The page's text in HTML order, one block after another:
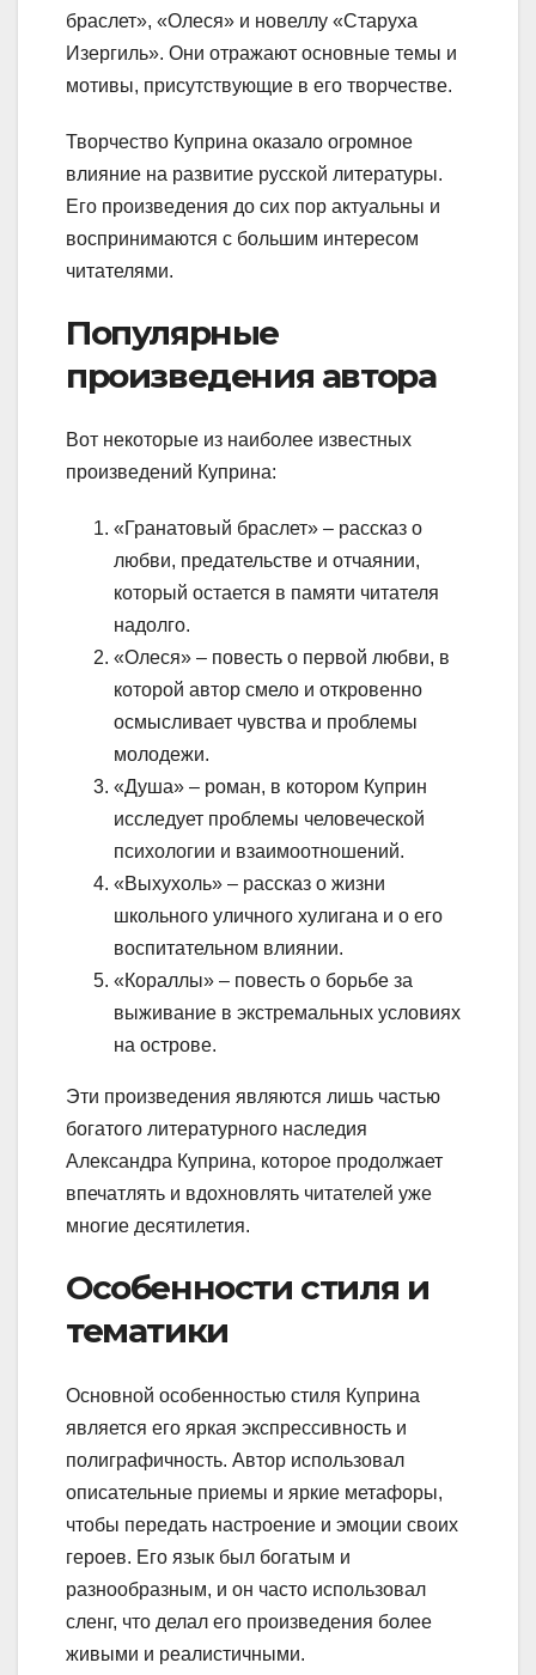
браслет», «Олеся» и новеллу «Старуха
Изергиль». Они отражают основные темы и
мотивы, присутствующие в его творчестве.
Творчество Куприна оказало огромное
влияние на развитие русской литературы.
Его произведения до сих пор актуальны и
воспринимаются с большим интересом
читателями.
Популярные
произведения автора
Вот некоторые из наиболее известных
произведений Куприна:
«Гранатовый браслет» – рассказ о
любви, предательстве и отчаянии,
который остается в памяти читателя
надолго.
«Олеся» – повесть о первой любви, в
которой автор смело и откровенно
осмысливает чувства и проблемы
молодежи.
«Душа» – роман, в котором Куприн
исследует проблемы человеческой
психологии и взаимоотношений.
«Выхухоль» – рассказ о жизни
школьного уличного хулигана и о его
воспитательном влиянии.
«Кораллы» – повесть о борьбе за
выживание в экстремальных условиях
на острове.
Эти произведения являются лишь частью
богатого литературного наследия
Александра Куприна, которое продолжает
впечатлять и вдохновлять читателей уже
многие десятилетия.
Особенности стиля и
тематики
Основной особенностью стиля Куприна
является его яркая экспрессивность и
полиграфичность. Автор использовал
описательные приемы и яркие метафоры,
чтобы передать настроение и эмоции своих
героев. Его язык был богатым и
разнообразным, и он часто использовал
сленг, что делал его произведения более
живыми и реалистичными.